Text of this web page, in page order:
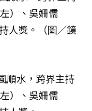
）、吳姍儒
人獎。（圖／鏡